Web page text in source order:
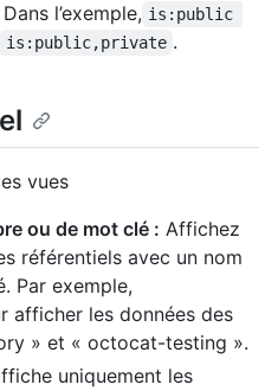
l’exemple, is:public
is:public,private .
vues
ou de mot clé : Affichez
référentiels avec un nom
Par exemple,
afficher les données des
» et « octocat-testing ».
uniquement les